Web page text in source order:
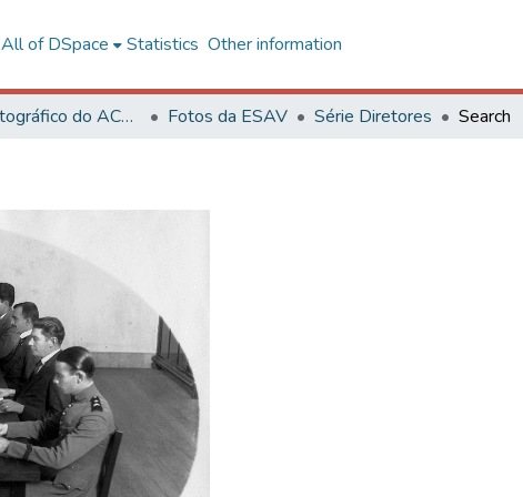
All of DSpace Statistics Other information
Acervo Fotográfico do ACH-UFV Fotos da ESAV Série Diretores Search